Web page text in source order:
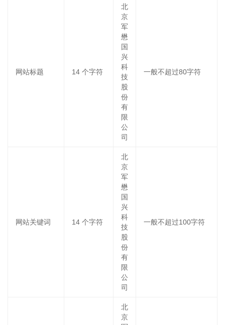
网站标题 14 个字符
北
京
军
懋
国
兴
科
技
股
份
有
限
公
司
一般不超过80字符
网站关键词 14 个字符
北
京
军
懋
国
兴
科
技
股
份
有
限
公
司
一般不超过100字符
北
京